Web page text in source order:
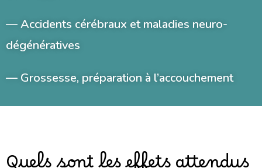
—Accidents cérébraux et maladies neuro-
dégénératives
— Grossesse, préparation à l’accouchement